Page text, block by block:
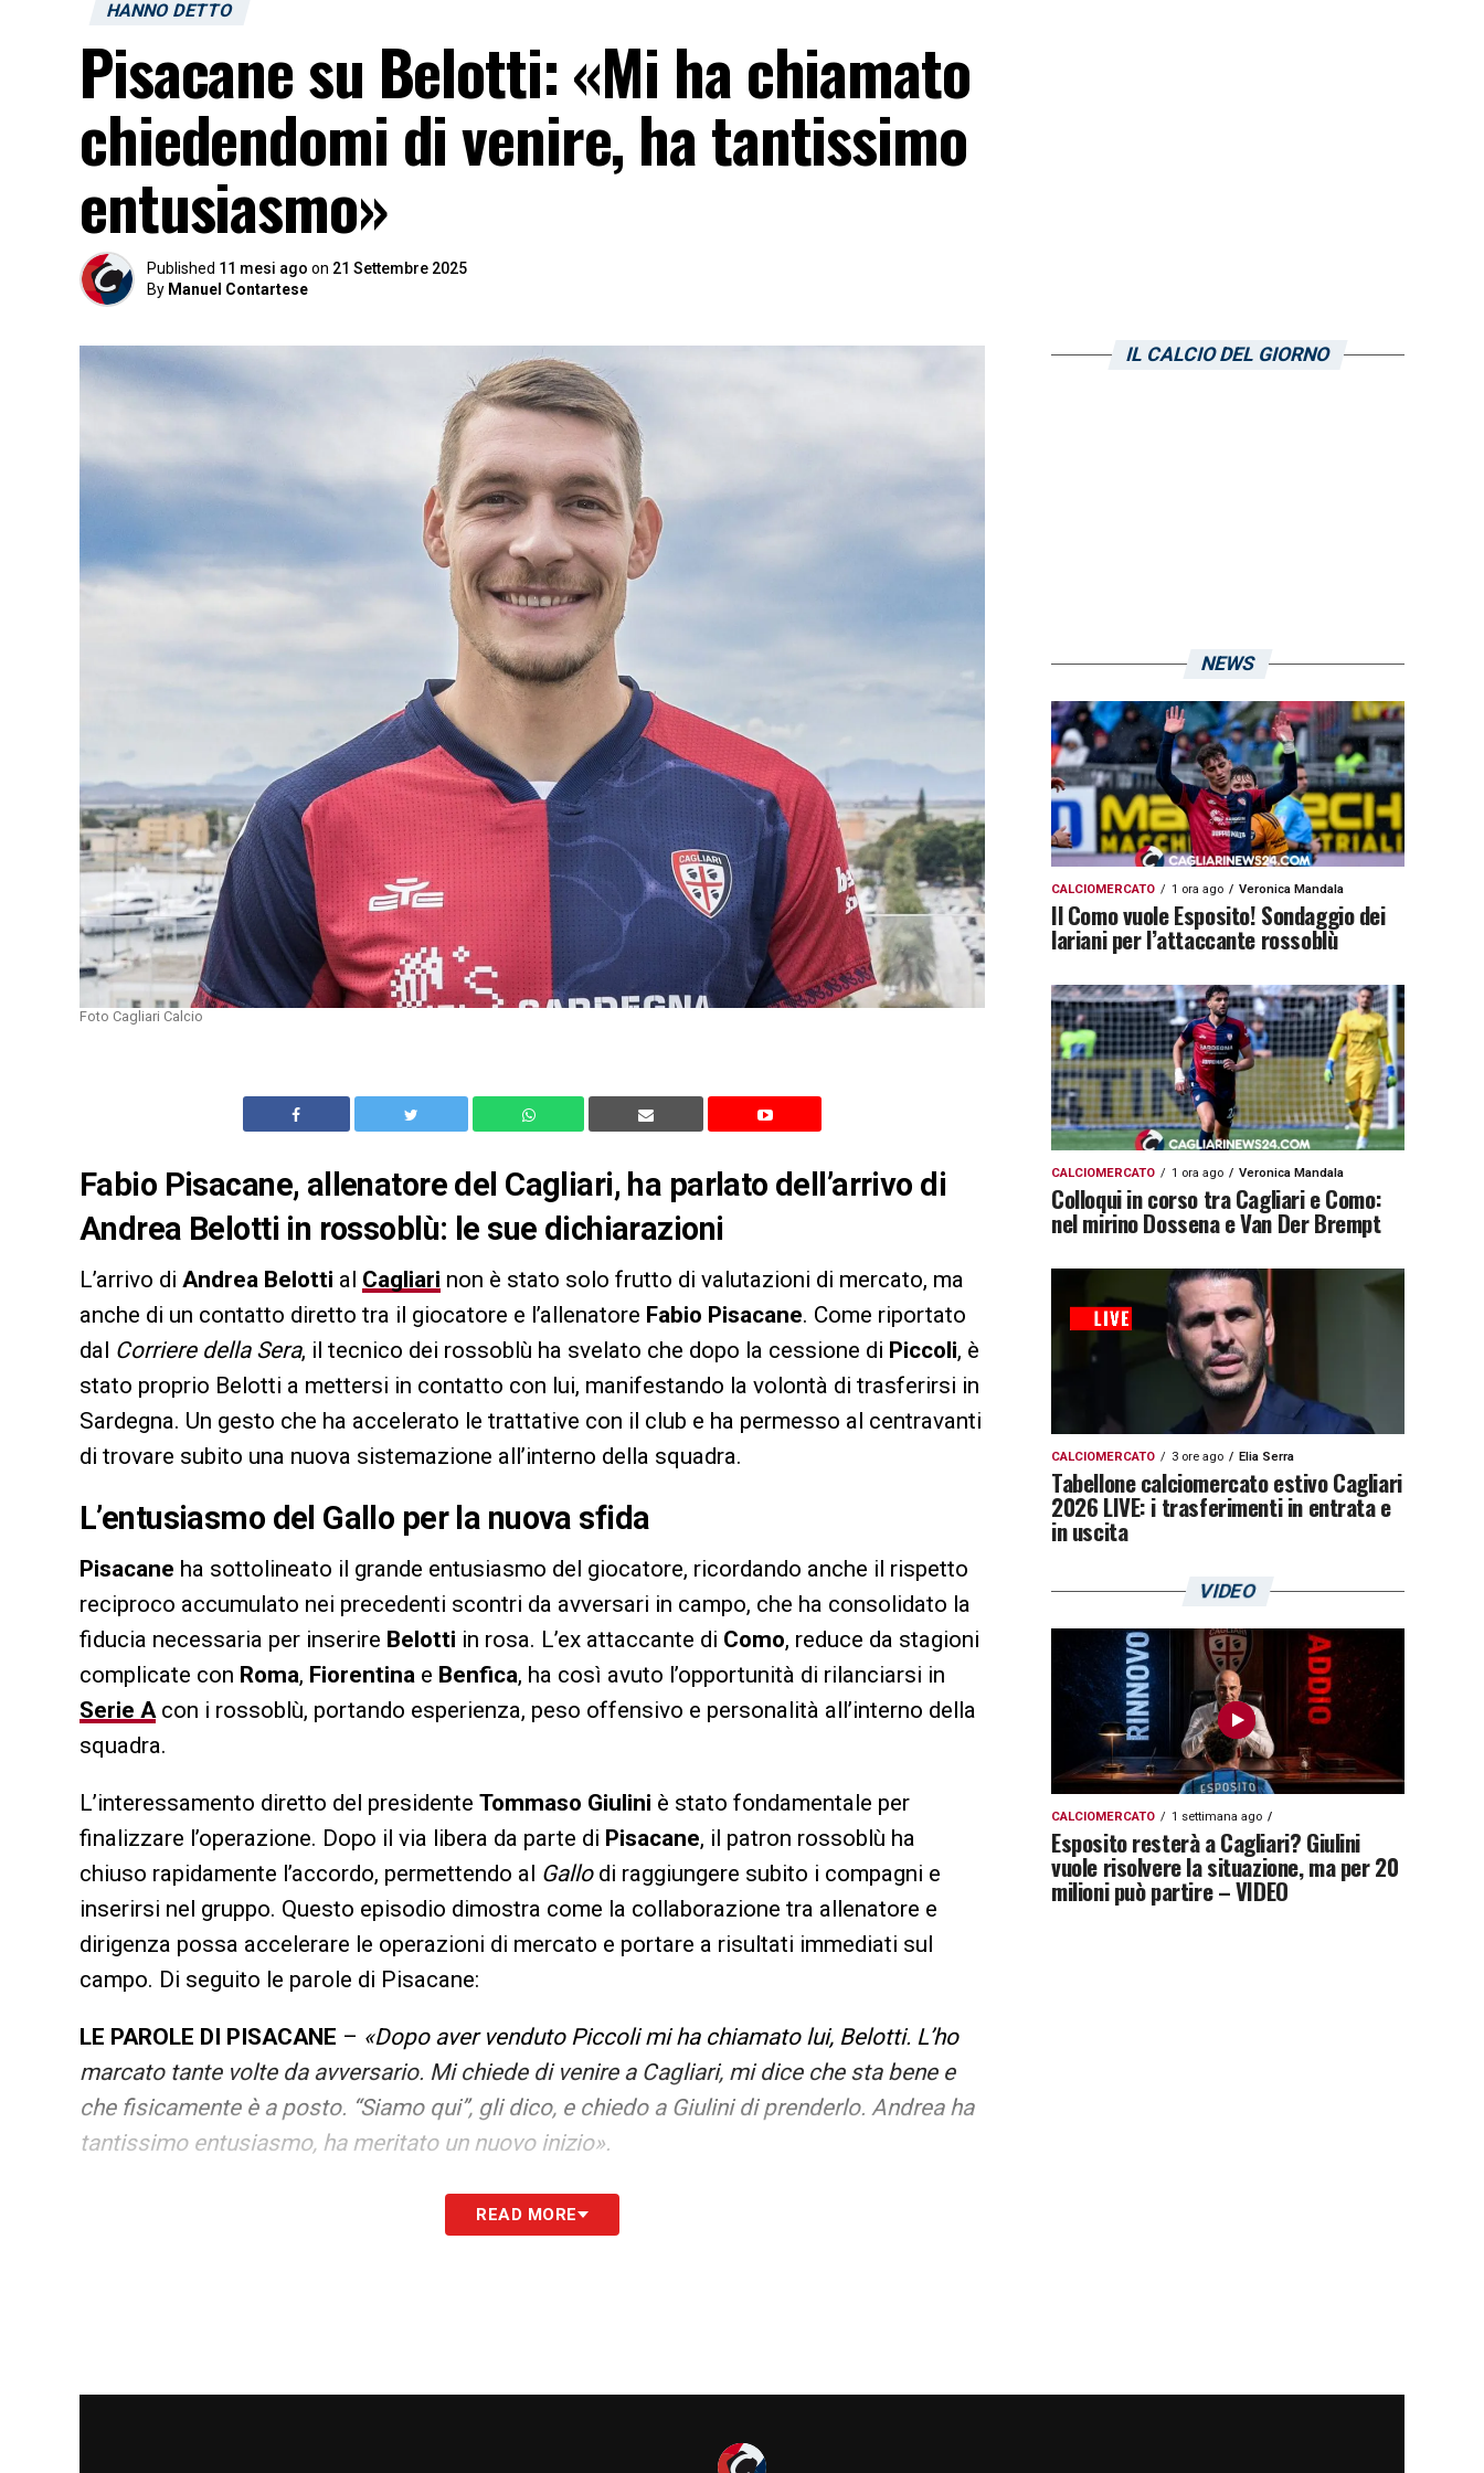
HANNO DETTO
Pisacane su Belotti: «Mi ha chiamato
chiedendomi di venire, ha tantissimo
entusiasmo»
Published 11 mesi ago on 21 Settembre 2025
By Manuel Contartese
Foto Cagliari Calcio
Fabio Pisacane, allenatore del Cagliari, ha parlato dell’arrivo di
Andrea Belotti in rossoblù: le sue dichiarazioni
L’arrivo di Andrea Belotti al Cagliari non è stato solo frutto di valutazioni di mercato, ma
anche di un contatto diretto tra il giocatore e l’allenatore Fabio Pisacane. Come riportato
dal Corriere della Sera, il tecnico dei rossoblù ha svelato che dopo la cessione di Piccoli, è
stato proprio Belotti a mettersi in contatto con lui, manifestando la volontà di trasferirsi in
Sardegna. Un gesto che ha accelerato le trattative con il club e ha permesso al centravanti
di trovare subito una nuova sistemazione all’interno della squadra.
L’entusiasmo del Gallo per la nuova sfida
Pisacane ha sottolineato il grande entusiasmo del giocatore, ricordando anche il rispetto
reciproco accumulato nei precedenti scontri da avversari in campo, che ha consolidato la
fiducia necessaria per inserire Belotti in rosa. L’ex attaccante di Como, reduce da stagioni
complicate con Roma, Fiorentina e Benfica, ha così avuto l’opportunità di rilanciarsi in
Serie A con i rossoblù, portando esperienza, peso offensivo e personalità all’interno della
squadra.
L’interessamento diretto del presidente Tommaso Giulini è stato fondamentale per
finalizzare l’operazione. Dopo il via libera da parte di Pisacane, il patron rossoblù ha
chiuso rapidamente l’accordo, permettendo al Gallo di raggiungere subito i compagni e
inserirsi nel gruppo. Questo episodio dimostra come la collaborazione tra allenatore e
dirigenza possa accelerare le operazioni di mercato e portare a risultati immediati sul
campo. Di seguito le parole di Pisacane:
LE PAROLE DI PISACANE – «Dopo aver venduto Piccoli mi ha chiamato lui, Belotti. L’ho
marcato tante volte da avversario. Mi chiede di venire a Cagliari, mi dice che sta bene e
che fisicamente è a posto. “Siamo qui”, gli dico, e chiedo a Giulini di prenderlo. Andrea ha
tantissimo entusiasmo, ha meritato un nuovo inizio».
READ MORE
IL CALCIO DEL GIORNO
NEWS
CALCIOMERCATO 1 ora ago Veronica Mandala
Il Como vuole Esposito! Sondaggio dei
lariani per l’attaccante rossoblù
CALCIOMERCATO 1 ora ago Veronica Mandala
Colloqui in corso tra Cagliari e Como:
nel mirino Dossena e Van Der Brempt
CALCIOMERCATO 3 ore ago Elia Serra
Tabellone calciomercato estivo Cagliari
2026 LIVE: i trasferimenti in entrata e
in uscita
VIDEO
CALCIOMERCATO 1 settimana ago
Esposito resterà a Cagliari? Giulini
vuole risolvere la situazione, ma per 20
milioni può partire – VIDEO